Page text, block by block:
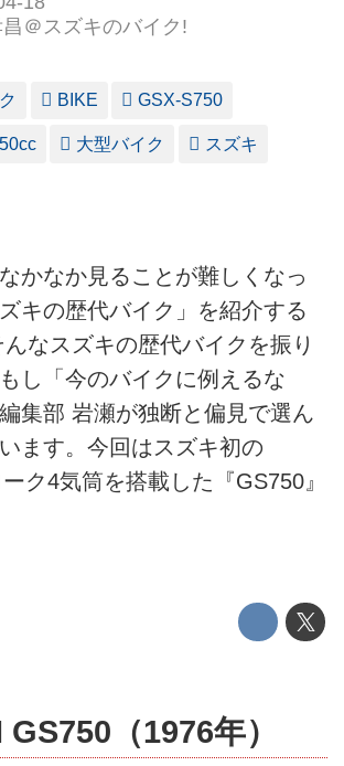
＠スズキのバイク!
BIKE GSX-S750
大型バイク スズキ
かなか見ることが難しくなっ
キの歴代バイク」を紹介する
なスズキの歴代バイクを振り
し「今のバイクに例えるな
集部 岩瀬が独断と偏見で選ん
ます。今回はスズキ初の
ク4気筒を搭載した『GS750』
（1976年）